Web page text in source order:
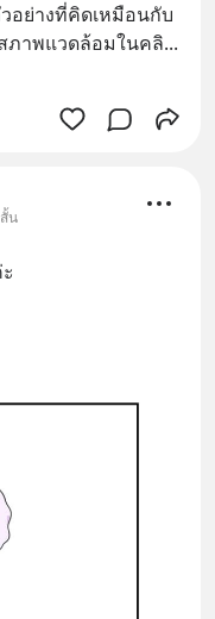
อย่างที่คิดเหมือนกับ
ภาพแวดล้อมในคลิ
น